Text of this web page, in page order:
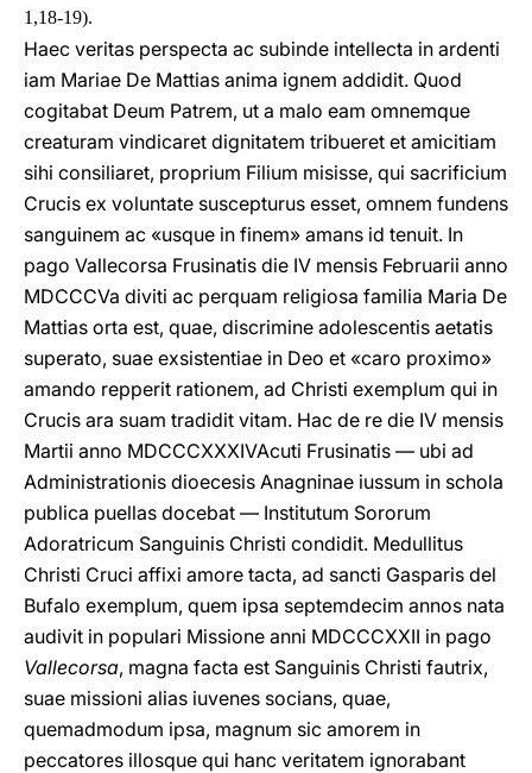
1,18-19).
Haec veritas perspecta ac subinde intellecta in ardenti
iam Mariae De Mattias anima ignem addidit. Quod
cogitabat Deum Patrem, ut a malo eam omnemque
creaturam vindicaret dignitatem tribueret et amicitiam
sihi consiliaret, proprium Filium misisse, qui sacrificium
Crucis ex voluntate suscepturus esset, omnem fundens
sanguinem ac «usque in finem» amans id tenuit. In
pago Vallecorsa Frusinatis die IV mensis Februarii anno
MDCCCVa diviti ac perquam religiosa familia Maria De
Mattias orta est, quae, discrimine adolescentis aetatis
superato, suae exsistentiae in Deo et «caro proximo»
amando repperit rationem, ad Christi exemplum qui in
Crucis ara suam tradidit vitam. Hac de re die IV mensis
Martii anno MDCCCXXXIVAcuti Frusinatis — ubi ad
Administrationis dioecesis Anagninae iussum in schola
publica puellas docebat — Institutum Sororum
Adoratricum Sanguinis Christi condidit. Medullitus
Christi Cruci affixi amore tacta, ad sancti Gasparis del
Bufalo exemplum, quem ipsa septemdecim annos nata
audivit in populari Missione anni MDCCCXXII in pago
Vallecorsa, magna facta est Sanguinis Christi fautrix,
suae missioni alias iuvenes socians, quae,
quemadmodum ipsa, magnum sic amorem in
peccatores illosque qui hanc veritatem ignorabant